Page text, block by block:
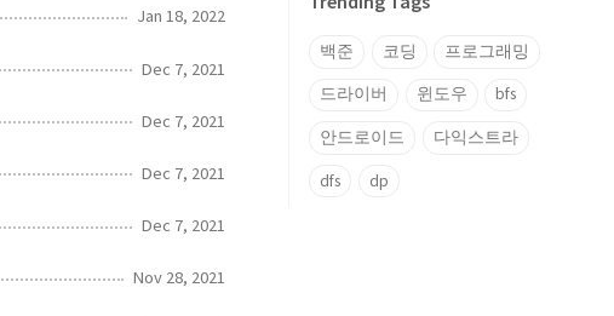
Jan 18, 2022
Dec 7, 2021
Dec 7, 2021
Dec 7, 2021
Dec 7, 2021
Nov 28, 2021
백준 코딩 프로그래밍
드라이버 윈도우 bfs
안드로이드 다익스트라
dfs dp